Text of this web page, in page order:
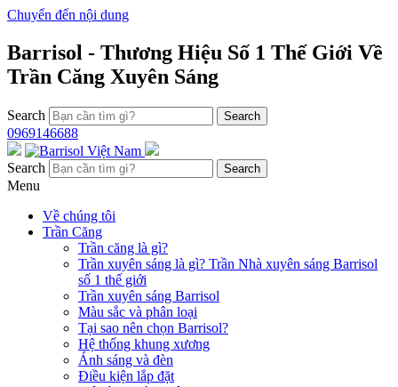
Chuyển đến nội dung
Barrisol - Thương Hiệu Số 1 Thế Giới Về
Trần Căng Xuyên Sáng
Search
0969146688
Search
Menu
Về chúng tôi
Trần Căng
Trần căng là gì?
Trần xuyên sáng là gì? Trần Nhà xuyên sáng Barrisol
số 1 thế giới
Trần xuyên sáng Barrisol
Màu sắc và phân loại
Tại sao nên chọn Barrisol?
Hệ thống khung xương
Ánh sáng và đèn
Điều kiện lắp đặt